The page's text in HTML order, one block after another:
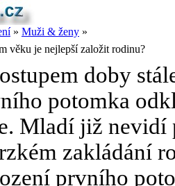
» Muži & ženy »
věku je nejlepší založit rodinu?
doby
potomka
Mladí již nevidí
zakládání
prvního